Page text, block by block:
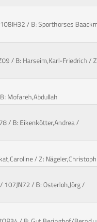
/ B: Sporthorses
/ B: Harseim,Karl-Friedrich /
Mofareh,Abdullah
/ B: Eikenkötter,Andrea /
/ Z: Nägeler,Christoph
107JN72 / B: Osterloh,Jörg /